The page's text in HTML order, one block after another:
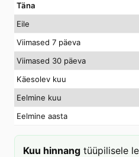
Täna
Eile
Viimased 7 päeva
Viimased 30 päeva
Käesolev kuu
Eelmine kuu
Eelmine aasta
Kuu hinnang tüüpilisele